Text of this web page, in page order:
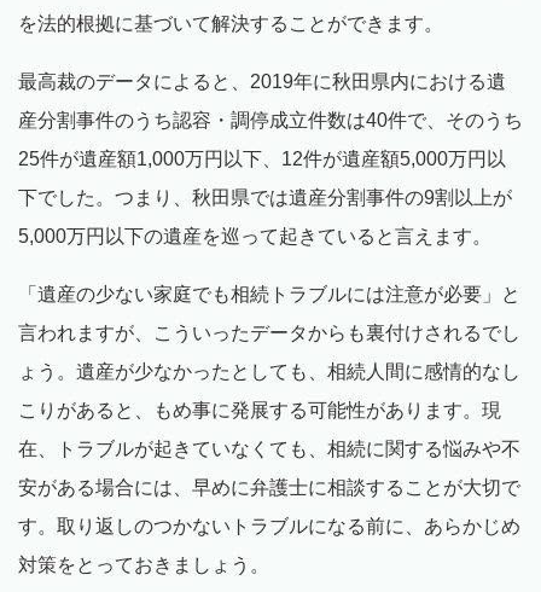
を法的根拠に基づいて解決することができます。
最高裁のデータによると、2019年に秋田県内における遺
産分割事件のうち認容・調停成立件数は40件で、そのうち
25件が遺産額1,000万円以下、12件が遺産額5,000万円以
下でした。つまり、秋田県では遺産分割事件の9割以上が
5,000万円以下の遺産を巡って起きていると言えます。
「遺産の少ない家庭でも相続トラブルには注意が必要」と
言われますが、こういったデータからも裏付けされるでし
ょう。遺産が少なかったとしても、相続人間に感情的なし
こりがあると、もめ事に発展する可能性があります。現
在、トラブルが起きていなくても、相続に関する悩みや不
安がある場合には、早めに弁護士に相談することが大切で
す。取り返しのつかないトラブルになる前に、あらかじめ
対策をとっておきましょう。